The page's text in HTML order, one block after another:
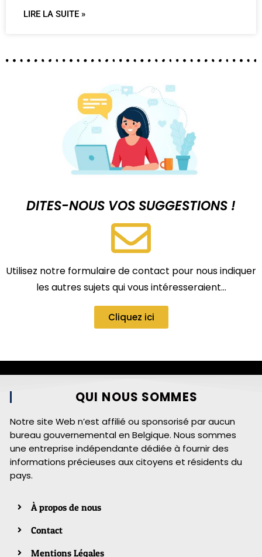
LIRE LA SUITE »
DITES-NOUS VOS SUGGESTIONS !
Utilisez notre formulaire de contact pour nous indiquer
les autres sujets qui vous intéresseraient…
Cliquez ici
QUI NOUS SOMMES
Notre site Web n’est affilié ou sponsorisé par aucun
bureau gouvernemental en Belgique. Nous sommes
une entreprise indépendante dédiée à fournir des
informations précieuses aux citoyens et résidents du
pays.
À propos de nous
Contact
Mentions Légales